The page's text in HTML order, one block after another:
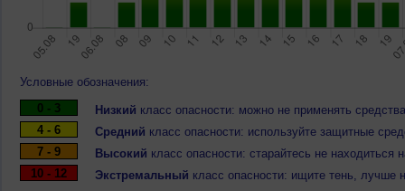
Условные обозначения:
0 - 3
Низкий класс опасности: можно не применять
4 - 6
Средний класс опасности: используйте защитные
7 - 9
Высокий класс опасности: старайтесь не
10 - 12
Экстремальный класс опасности: ищите тень, лучше